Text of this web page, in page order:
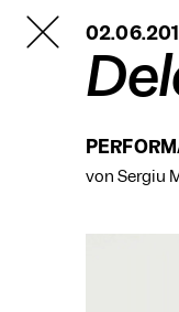
TANZFABRIK
BERLIN
von Sergiu